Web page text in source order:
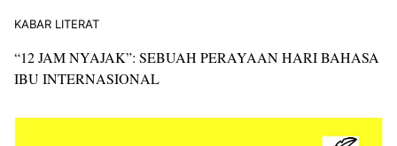
KABAR LITERAT
“12 JAM NYAJAK”: SEBUAH PERAYAAN HARI BAHASA
IBU INTERNASIONAL